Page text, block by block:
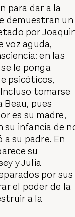
para dar a la
demuestran un
por Joaquin
voz aguda,
en las
le ponga
psicóticos,
tomarse
pues
es su madre,
su infancia de
su padre. En
su
y Julia
por sus
el poder de la
a la